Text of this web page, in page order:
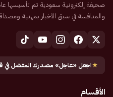
والمنافسة في سبق الأخبار بمهنية
★اجعل «عاجل» مصدرك المفضل في
الأقسام